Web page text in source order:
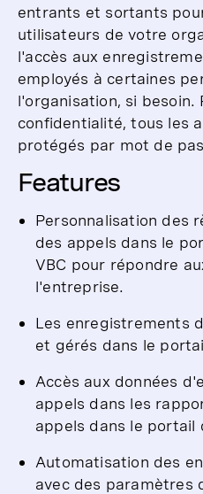
entrants et sortants
utilisateurs de votre
l'accès aux
employés à certaines
l'organisation, si besoin.
confidentialité, tous les
protégés par mot de
Features
Personnalisation des
des appels dans le
VBC pour répondre
l'entreprise.
Les enregistrements
et gérés dans le
Accès aux données
appels dans les
appels dans le portail
Automatisation des
avec des paramètres